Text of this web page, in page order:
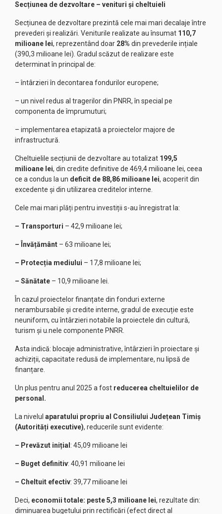
Secțiunea de dezvoltare – venituri și cheltuieli
Secțiunea de dezvoltare prezintă cele mai mari decalaje între
prevederi și realizări. Veniturile realizate au însumat 110,7
milioane lei, reprezentând doar 28% din prevederile ințiale
(390,3 milioane lei). Gradul scăzut de realizare este
determinat în principal de:
– întârzieri în decontarea fondurilor europene;
– un nivel redus al tragerilor din PNRR, în special pe
componenta de împrumuturi;
– implementarea etapizată a proiectelor majore de
infrastructură.
Cheltuielile secțiunii de dezvoltare au totalizat 199,5
milioane lei, din credite definitive de 469,4 milioane lei, ceea
ce a condus la un deficit de 88,86 milioane lei, acoperit din
excedente și din utilizarea creditelor interne.
Cele mai mari plăți pentru investiții s-au înregistrat la:
– Transporturi – 42,9 milioane lei;
– Învățământ – 63 milioane lei;
– Protecția mediului – 17,8 milioane lei;
– Sănătate – 10,9 milioane lei.
În cazul proiectelor finanțate din fonduri externe
nerambursabile și credite interne, gradul de execuție este
neuniform, cu întârzieri notabile la proiectele din cultură,
turism și u.nele componente PNRR.
Asta indică: blocaje administrative, întârzieri în proiectare și
achiziții, capacitate redusă de implementare, nu lipsă de
finanțare.
Un plus pentru anul 2025 a fost reducerea cheltuielilor de
personal.
La nivelul aparatului propriu al Consiliului Județean Timiș
(Autorități executive), reducerile sunt evidente:
– Prevăzut inițial : 45,09 milioane lei
– Buget definitiv: 40,91 milioane lei
– Cheltuit efectiv: 39,77 milioane lei
Deci, economii totale: peste 5,3 milioane lei, rezultate din:
diminuarea bugetului prin rectificări (efect direct al